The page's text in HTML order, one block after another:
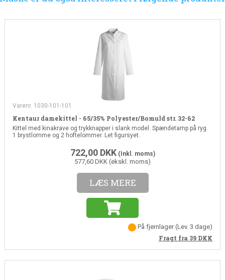
Varenr. 1030-101-101
Kentaur damekittel - 65/35% Polyester/Bomuld str. 32-62
Kittel med kinakrave og trykknapper i slank model. Spændetamp på ryg.
1 brystlomme og 2 hoftelommer. Let figursyet.
722,00 DKK(Inkl. moms)
577,60 DKK (ekskl. moms)
LÆS MERE
På fjernlager(Lev. 3 dage)
Fragt fra 39 DKK